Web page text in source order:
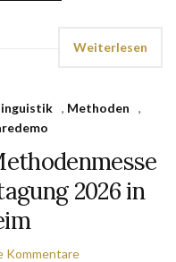
Weiterlesen
, Methoden
,
2026 in
Kommentare